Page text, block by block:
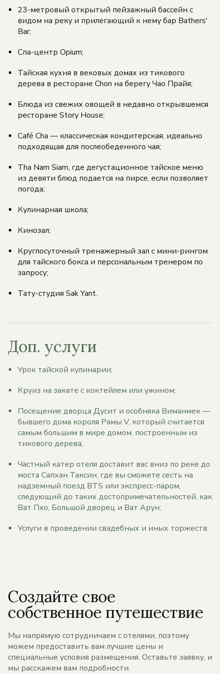
23-метровый открытый пейзажный бассейн с
видом на реку и прилегающий к нему бар Bathers'
Bar;
Спа-центр Opium;
Тайская кухня в вековых домах из тикового
дерева в ресторане Chon на берегу Чао Прайя;
Блюда из свежих овощей в недавно открывшемся
ресторане Story House;
Café Cha — классическая кондитерская, идеально
подходящая для послеобеденного чая;
Tha Nam Siam, где дегустационное тайское меню
из девяти блюд подается на пирсе, если позволяет
погода;
Кулинарная школа;
Кинозал;
Круглосуточный тренажерный зал с мини-рингом
для тайского бокса и персональным тренером по
запросу;
Тату-студия Sak Yant.
Доп. услуги
Урок тайской кулинарии;
Круиз на закате с коктейлем или ужином;
Посещение дворца Дусит и особняка Виманмек —
бывшего дома короля Рамы V, который считается
самым большим в мире домом, построенным из
тикового дерева;
Частный катер отеля доставит вас вниз по реке до
моста Сапхан Таксин, где вы сможете сесть на
надземный поезд BTS или экспресс-паром,
следующий до таких достопримечательностей, как
Ват Пхо, Большой дворец и Ват Арун;
Услуги в проведении свадебных и иных торжеств.
Создайте свое
собственное путешествие
Мы напрямую сотрудничаем с отелями, поэтому
можем предоставить вам лучшие цены и
специальные условия размещения. Оставьте заявку, и
мы расскажем вам подробности.